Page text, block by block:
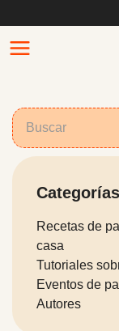
Recetas de
casa
Tutoriales
Eventos de
Autores